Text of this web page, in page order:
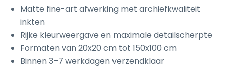
Matte fine-art afwerking met archiefkwaliteit
inkten
Rijke kleurweergave en maximale detailscherpte
Formaten van 20x20 cm tot 150x100 cm
Binnen 3–7 werkdagen verzendklaar